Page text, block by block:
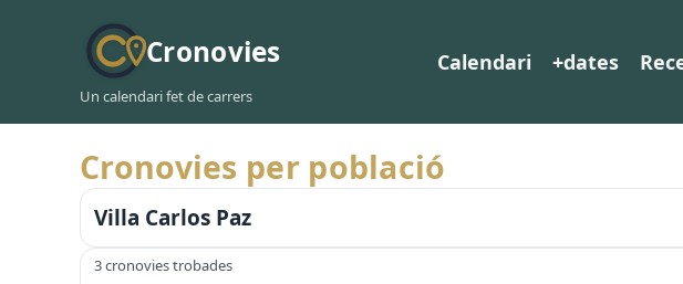
Cronovies
Un calendari fet de carrers
Calendari +dates
Cronovies per població
Villa Carlos Paz
3 cronovies trobades